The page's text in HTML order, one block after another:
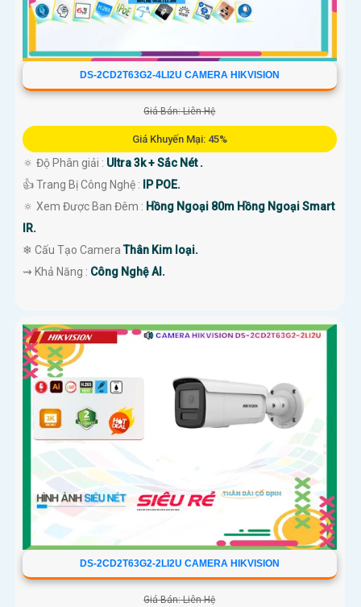
DS-2CD2T63G2-4LI2U CAMERA HIKVISION
Giá Bán: Liên Hệ
Giá Khuyến Mại: 45%
🔅 Độ Phân giải : Ultra 3k + Sắc Nét .
👍 Trang Bị Công Nghệ :
IP POE.
🔅 Xem Được Ban Đêm : Hồng Ngoại 80m Hồng Ngoại Smart
IR.
❄ Cấu Tạo CameraThân Kim loại.
️⇝ Khả Năng : Công Nghệ AI.
DS-2CD2T63G2-2LI2U CAMERA HIKVISION
Giá Bán: Liên Hệ